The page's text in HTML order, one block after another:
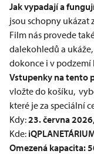
Jak vypadají a
jsou schopny ukázat
Film nás provede
dalekohledů a
dokonce i v
Vstupenky na tento
vložte do košíku,
které je za speciální
Kdy:23. června
Kde:
Omezená kapacita: